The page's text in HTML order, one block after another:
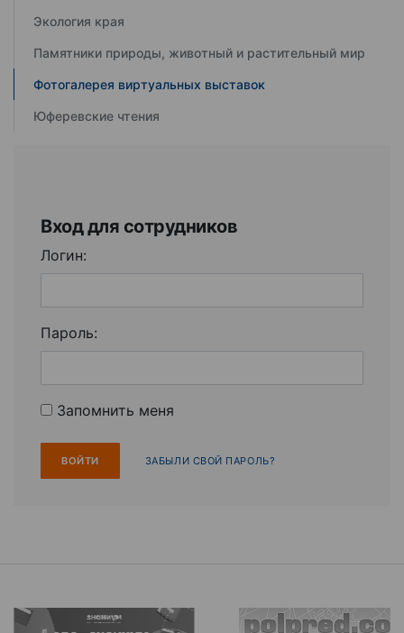
Экология края
Памятники природы, животный и растительный мир
Фотогалерея виртуальных выставок
Юферевские чтения
Вход для сотрудников
Логин:
Пароль:
Запомнить меня
ЗАБЫЛИ СВОЙ ПАРОЛЬ?